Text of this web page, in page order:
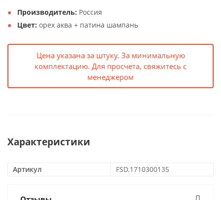
Производитель: Россия
Цвет: орех аква + патина шампань
Цена указана за штуку. За минимальную
комплектацию. Для просчета, свяжитесь с
менеджером
Характеристики
Артикул FSD.1710300135